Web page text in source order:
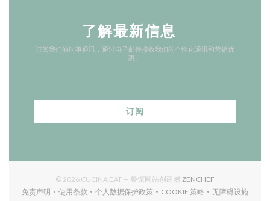
了解最新信息
订阅我们的时事通讯，通过电子邮件接收我们的个性化通讯和营销优
惠。
订阅
© 2026 CUCINA EAT — 餐馆网站创建者 ZENCHEF
免责声明
((在新窗口中打开))
使用条款
((在新窗口中打开))
个人数据保护政策
((在新窗口中打开))
COOKIE 策略
((在新窗口中打开))
无障碍设施
((在新窗口